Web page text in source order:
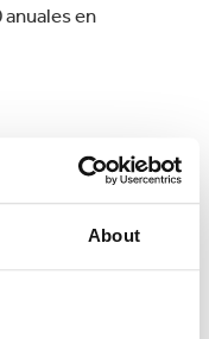
About
en